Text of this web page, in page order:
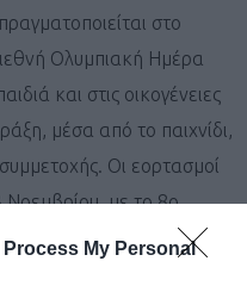
Process My Personal
στο
Ολυμπιακή Ημέρα
και στις οικογένειες
μέσα από το παιχνίδι,
Οι εορτασμοί
με το 8ο
Thessaloniki City
γεγονότα που θα